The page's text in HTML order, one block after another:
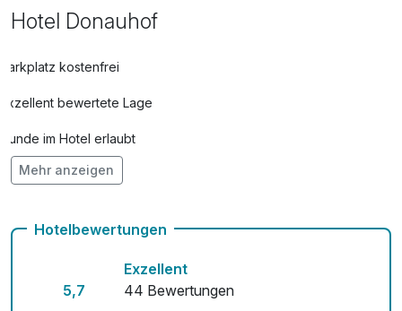
Hotel Donauhof
Parkplatz kostenfrei
Exzellent bewertete Lage
Hunde im Hotel erlaubt
Auch vegetarische Speisen
Mit Hotelbar
Mehr anzeigen
Hotelbewertungen
5,7
Exzellent
44 Bewertungen